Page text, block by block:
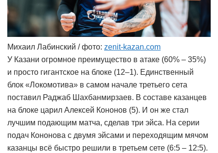
Михаил Лабинский / фото: zenit-kazan.com
У Казани огромное преимущество в атаке (60% – 35%)
и просто гигантское на блоке (12–1). Единственный
блок «Локомотива» в самом начале третьего сета
поставил Раджаб Шахбанмирзаев. В составе казанцев
на блоке царил Алексей Кононов (5). И он же стал
лучшим подающим матча, сделав три эйса. На серии
подач Кононова с двумя эйсами и переходящим мячом
казанцы всё быстро решили в третьем сете (6:5 – 12:5).